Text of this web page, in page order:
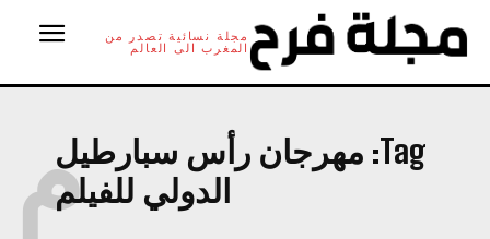
مجلة نسائية تصدر من
المغرب الى العالم
Tag: مهرجان رأس سبارطيل
الدولي للفيلمم